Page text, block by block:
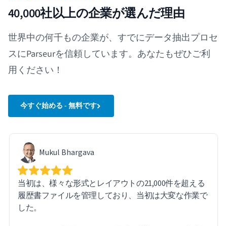
40,000社以上の企業が選んだ理由
世界中の何千もの企業が、すでにデータ抽出プロセ
スにParseurを信頼しています。あなたもぜひご利
用ください！
今すぐ始める - 無料です
Mukul Bhargava
当初は、様々な形式とレイアウトの21,000件を超える
履歴書ファイルを管理しており、当初は大変な作業で
した。